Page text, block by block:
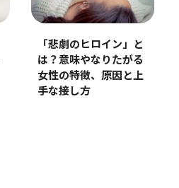
「悲劇のヒロイン」と
は？意味やなりたがる
女性の特徴、原因と上
手な接し方